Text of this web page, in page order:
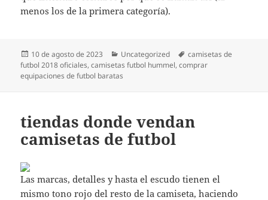
menos los de la primera categoría).
Publicado
el
10 de agosto de 2023 Categorías
Uncategorized Etiquetas
camisetas de
futbol 2018 oficiales,camisetas futbol hummel,comprar
equipaciones de futbol baratas
tiendas donde vendan
camisetas de futbol
Las marcas, detalles y hasta el escudo tienen el
mismo tono rojo del resto de la camiseta, haciendo